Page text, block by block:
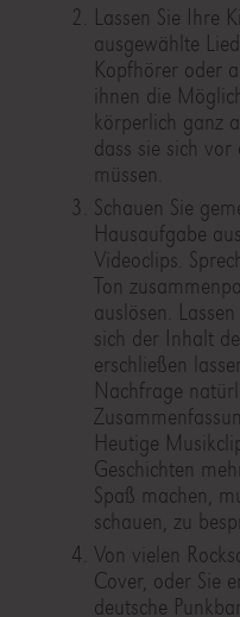
Lassen Sie Ihre
ausgewählte
Kopfhörer oder
ihnen die
körperlich ganz
dass sie sich vor
müssen.
Schauen Sie
Hausaufgabe
Videoclips.
Ton
auslösen.
sich der Inhalt
erschließen
Nachfrage
Heutige
Geschichten
Spaß machen,
schauen, zu
Von vielen
Cover, oder Sie
deutsche